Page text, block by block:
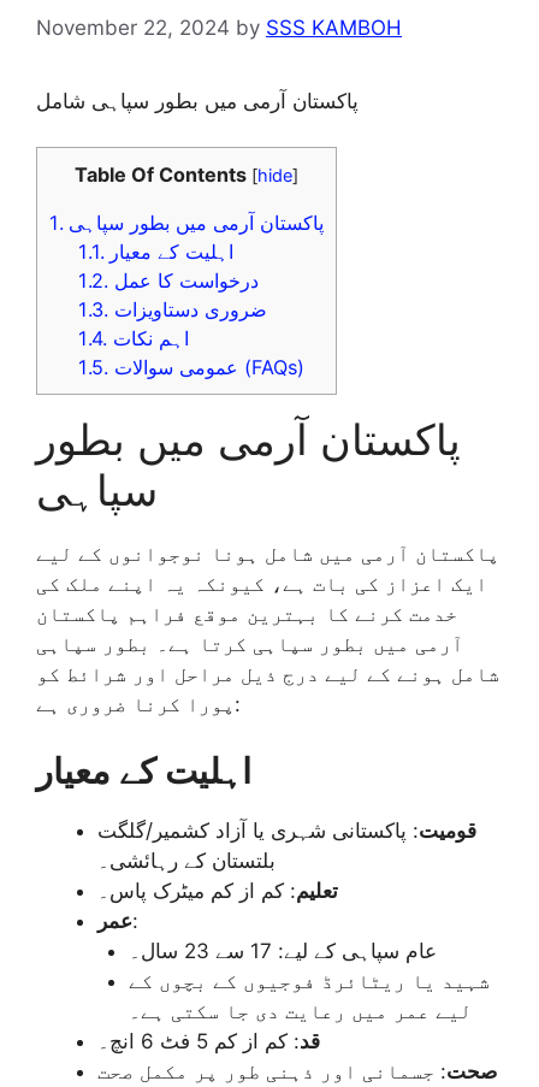
November 22, 2024 by SSS KAMBOH
پاکستان آرمی میں بطور سپاہی شامل
Table Of Contents [hide]
1. پاکستان آرمی میں بطور سپاہی
1.1. اہلیت کے معیار
1.2. درخواست کا عمل
1.3. ضروری دستاویزات
1.4. اہم نکات
1.5.
عمومی سوالات (FAQs)
پاکستان آرمی میں بطور
سپاہی
پاکستان آرمی میں شامل ہونا نوجوانوں کے لیے
ایک اعزاز کی بات ہے، کیونکہ یہ اپنے ملک کی
خدمت کرنے کا بہترین موقع فراہم پاکستان
آرمی میں بطور سپاہی کرتا ہے۔ بطور سپاہی
شامل ہونے کے لیے درج ذیل مراحل اور شرائط کو
پورا کرنا ضروری ہے:
اہلیت کے معیار
قومیت: پاکستانی شہری یا آزاد کشمیر/گلگت
بلتستان کے رہائشی۔
تعلیم: کم از کم میٹرک پاس۔
عمر:
عام سپاہی کے لیے: 17 سے 23 سال۔
شہید یا ریٹائرڈ فوجیوں کے بچوں کے
لیے عمر میں رعایت دی جا سکتی ہے۔
قد: کم از کم 5 فٹ 6 انچ۔
صحت: جسمانی اور ذہنی طور پر مکمل صحت